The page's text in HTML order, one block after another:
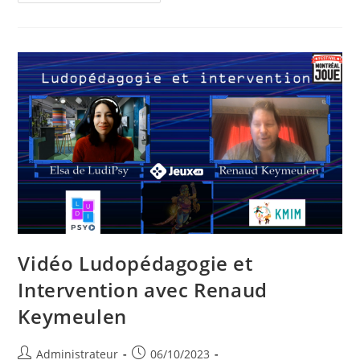
Construction
Mécanique
Pour
Apprendre
L’électronique
Vidéo Ludopédagogie et
Intervention avec Renaud
Keymeulen
Auteur/autrice
Administrateur Publication
06/10/2023